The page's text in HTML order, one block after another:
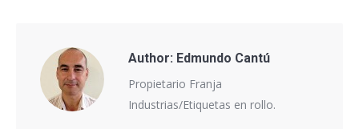
Author: Edmundo Cantú
Propietario Franja
Industrias/Etiquetas en rollo.